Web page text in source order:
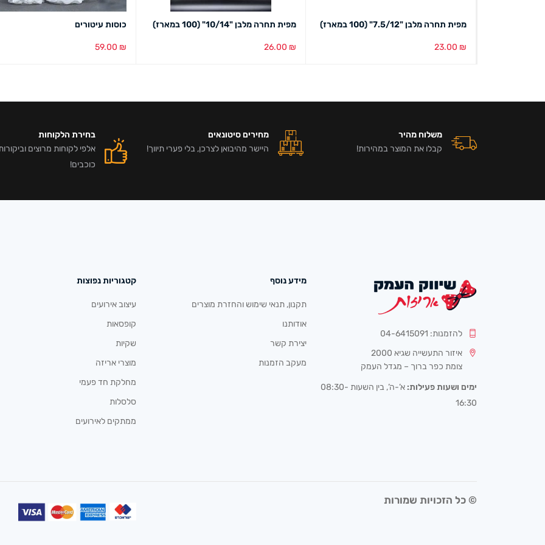
מפית תחרה מלבן "7.5/12" (100 במארז)
23.00 ₪
מפית תחרה מלבן "10/14" (100 במארז)
26.00 ₪
כוסות עיטורים
59.00 ₪
משלוח מהיר
קבלו את המוצר במהירות!
מחירים סיטונאים
היישר מהיבואן לצרכן, בלי פערי תיווך!
בחירת הלקוחות
כוכבים!
להזמנות: 04-6415091
איזור התעשייה שגיא 2000
צומת כפר ברוך – מגדל העמק
ימים ושעות פעילות:
א’-ה’, בין השעות 08:30-
16:30
מידע נוסף
תקנון, תנאי שימוש והחזרת מוצרים
אודותנו
יצירת קשר
מעקב הזמנות
קטגוריות נפוצות
עיצוב אירועים
קופסאות
שקיות
מוצרי אריזה
מחלקת חד פעמי
סלסלות
ממתקים לאירועים
© כל הזכויות שמורות